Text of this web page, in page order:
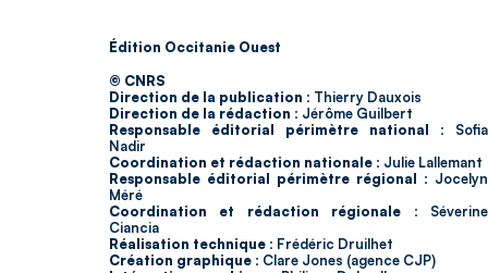
Édition Occitanie Ouest
© CNRS
Direction de la publication : Thierry Dauxois
Direction de la rédaction : Jérôme Guilbert
Responsable éditorial périmètre national : Sofia
Nadir
Coordination et rédaction nationale : Julie Lallemant
Responsable éditorial périmètre régional : Jocelyn
Méré
Coordination et rédaction régionale : Séverine
Ciancia
Réalisation technique : Frédéric Druilhet
Création graphique : Clare Jones (agence CJP)